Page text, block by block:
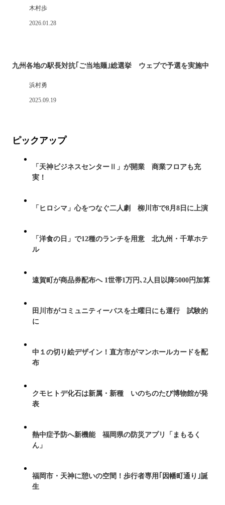
木村歩
2026.01.28
九州各地の駅長対抗｢ご当地麺｣総選挙 ウェブで予選を実施中
浜村勇
2025.09.19
ピックアップ
「天神ビジネスセンターⅡ」が開業 商業フロアも充
実！
「ヒロシマ」心をつなぐ二人劇 柳川市で8月8日に上演
「洋食の日」で12種のランチを用意 北九州・千草ホテ
ル
遠賀町が商品券配布へ 1世帯1万円､2人目以降5000円加算
田川市がコミュニティーバスを土曜日にも運行 試験的
に
中１の切り絵デザイン！直方市がマンホールカードを配
布
クモヒトデ化石は新属・新種 いのちのたび博物館が発
表
熱中症予防へ新機能 福岡県の防災アプリ「まもるく
ん」
福岡市・天神に憩いの空間！歩行者専用｢因幡町通り｣誕
生